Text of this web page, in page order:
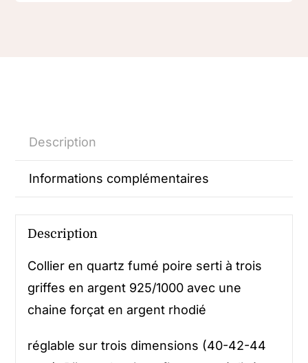
Description
Informations complémentaires
Description
Collier en quartz fumé poire serti à trois
griffes en argent 925/1000 avec une
chaine forçat en argent rhodié
réglable sur trois dimensions (40-42-44